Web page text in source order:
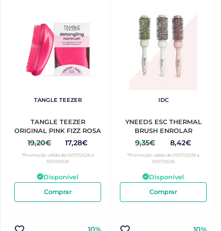
TANGLE TEEZER
TANGLE TEEZER
ORIGINAL PINK FIZZ ROSA
19,20€ 17,28€
*Promoção válida de 01/07/2026 a
31/07/2026
Disponível
Comprar
IDC
YNEEDS ESC THERMAL
BRUSH ENROLAR
9,35€ 8,42€
*Promoção válida de 01/07/2026 a
31/07/2026
Disponível
Comprar